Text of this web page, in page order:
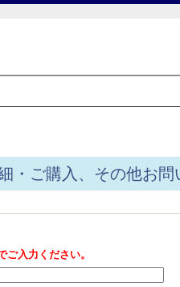
・ご購入、その他お問
入力ください。